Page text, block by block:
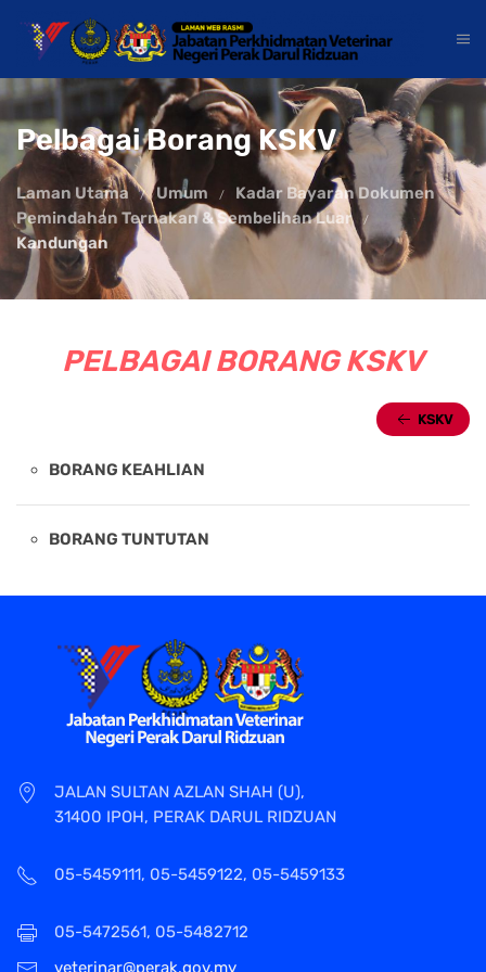
Pelbagai Borang KSKV
Laman Utama Umum
Kadar Bayaran Dokumen
Pemindahan Ternakan & Sembelihan Luar
Kandungan
PELBAGAI BORANG KSKV
KSKV
BORANG KEAHLIAN
BORANG TUNTUTAN
JALAN SULTAN AZLAN SHAH (U),
31400 IPOH, PERAK DARUL RIDZUAN
05-5459111, 05-5459122, 05-5459133
05-5472561, 05-5482712
veterinar@perak.gov.my